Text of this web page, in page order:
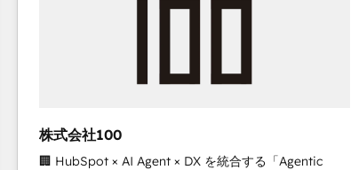
株式会社100
🏢 HubSpot × AI Agent × DX を統合する「Agentic